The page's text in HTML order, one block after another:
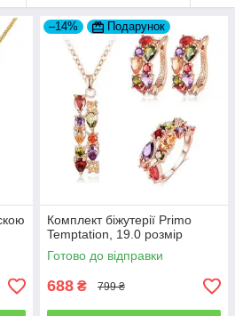
–14% Подарунок
Комплект біжутерії Primo
Temptation, 19.0 розмір
Готово до відправки
688 ₴ 799 ₴